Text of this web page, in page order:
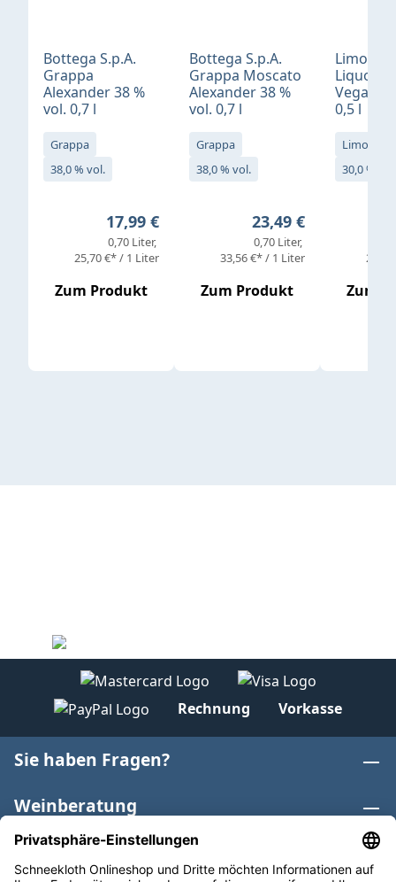
Bottega S.p.A.
Grappa
Alexander 38 %
vol. 0,7 l
Grappa
38,0 % vol.
Regulärer Preis:
17,99 €
0,70 Liter
25,70 €* / 1 Liter
Zum Produkt
Bottega S.p.A.
Grappa Moscato
Alexander 38 %
vol. 0,7 l
Grappa
38,0 % vol.
Regulärer Preis:
23,49 €
0,70 Liter
33,56 €* / 1 Liter
Zum Produkt
Liquore
Vegan
0,5 l
30,0 % vol.
Zum
Rechnung Vorkasse
Sie haben Fragen?
Weinberatung
Informationen